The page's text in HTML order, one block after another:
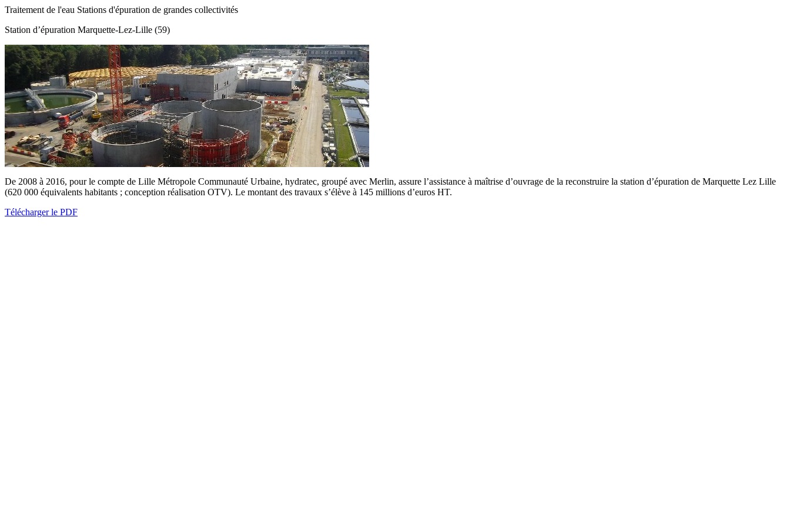
Traitement de l'eau Stations d'épuration de grandes collectivités
Station d’épuration Marquette-Lez-Lille (59)
De 2008 à 2016, pour le compte de Lille Métropole Communauté Urbaine, hydratec, groupé avec Merlin, assure l’assistance à maîtrise d’ouvrage de la reconstruire la station d’épuration de Marquette Lez Lille
(620 000 équivalents habitants ; conception réalisation OTV). Le montant des travaux s’élève à 145 millions d’euros HT.
Télécharger le PDF